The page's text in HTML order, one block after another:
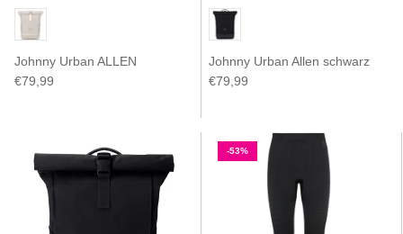
Johnny Urban ALLEN
€79,99
Johnny Urban Allen schwarz
€79,99
-53%